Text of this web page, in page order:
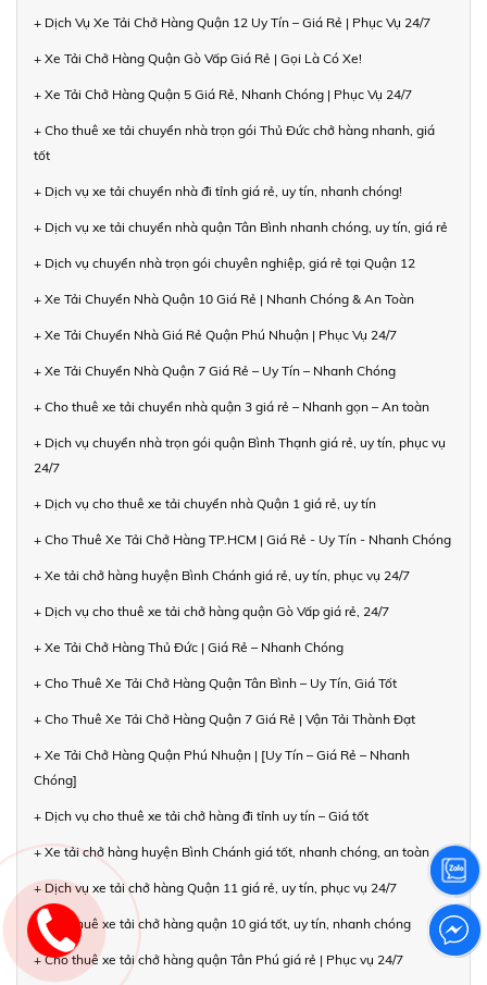
+ Dịch Vụ Xe Tải Chở Hàng Quận 12 Uy Tín – Giá Rẻ | Phục Vụ 24/7
+ Xe Tải Chở Hàng Quận Gò Vấp Giá Rẻ | Gọi Là Có Xe!
+ Xe Tải Chở Hàng Quận 5 Giá Rẻ, Nhanh Chóng | Phục Vụ 24/7
+ Cho thuê xe tải chuyển nhà trọn gói Thủ Đức chở hàng nhanh, giá
tốt
+ Dịch vụ xe tải chuyển nhà đi tỉnh giá rẻ, uy tín, nhanh chóng!
+ Dịch vụ xe tải chuyển nhà quận Tân Bình nhanh chóng, uy tín, giá rẻ
+ Dịch vụ chuyển nhà trọn gói chuyên nghiệp, giá rẻ tại Quận 12
+ Xe Tải Chuyển Nhà Quận 10 Giá Rẻ | Nhanh Chóng & An Toàn
+ Xe Tải Chuyển Nhà Giá Rẻ Quận Phú Nhuận | Phục Vụ 24/7
+ Xe Tải Chuyển Nhà Quận 7 Giá Rẻ – Uy Tín – Nhanh Chóng
+ Cho thuê xe tải chuyển nhà quận 3 giá rẻ – Nhanh gọn – An toàn
+ Dịch vụ chuyển nhà trọn gói quận Bình Thạnh giá rẻ, uy tín, phục vụ
24/7
+ Dịch vụ cho thuê xe tải chuyển nhà Quận 1 giá rẻ, uy tín
+ Cho Thuê Xe Tải Chở Hàng TP.HCM | Giá Rẻ - Uy Tín - Nhanh Chóng
+ Xe tải chở hàng huyện Bình Chánh giá rẻ, uy tín, phục vụ 24/7
+ Dịch vụ cho thuê xe tải chở hàng quận Gò Vấp giá rẻ, 24/7
+ Xe Tải Chở Hàng Thủ Đức | Giá Rẻ – Nhanh Chóng
+ Cho Thuê Xe Tải Chở Hàng Quận Tân Bình – Uy Tín, Giá Tốt
+ Cho Thuê Xe Tải Chở Hàng Quận 7 Giá Rẻ | Vận Tải Thành Đạt
+ Xe Tải Chở Hàng Quận Phú Nhuận | [Uy Tín – Giá Rẻ – Nhanh
Chóng]
+ Dịch vụ cho thuê xe tải chở hàng đi tỉnh uy tín – Giá tốt
+ Xe tải chở hàng huyện Bình Chánh giá tốt, nhanh chóng, an toàn
+ Dịch vụ xe tải chở hàng Quận 11 giá rẻ, uy tín, phục vụ 24/7
+ Cho thuê xe tải chở hàng quận 10 giá tốt, uy tín, nhanh chóng
+ Cho thuê xe tải chở hàng quận Tân Phú giá rẻ | Phục vụ 24/7